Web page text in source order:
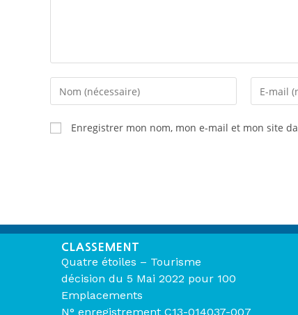
Enregistrer mon nom, mon e-mail et mon site
CLASSEMENT
Quatre étoiles – Tourisme
décision du 5 Mai 2022 pour 100
Emplacements
N° enregistrement C13-014037-007